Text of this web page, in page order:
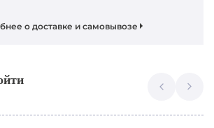
о доставке и самовывозе